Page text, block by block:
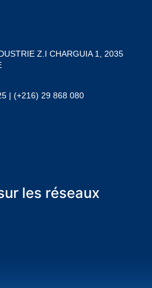
Z.I CHARGUIA 1, 2035
| (+216) 29 868 080
les réseaux